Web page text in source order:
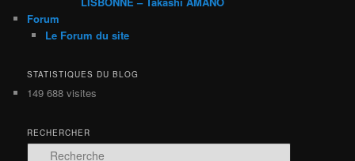
Forum
Le Forum du site
STATISTIQUES DU BLOG
149 688 visites
RECHERCHER